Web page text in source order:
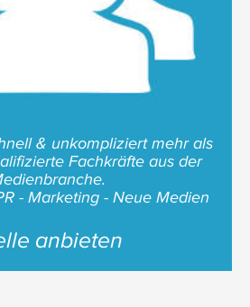
& unkompliziert mehr als
Fachkräfte aus der
- Marketing - Neue Medien
anbieten